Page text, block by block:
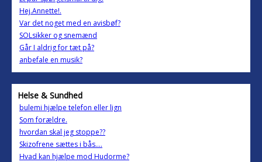
Hej.Annette!.
Var det noget med en avisbøf?
SOLsikker og snemænd
Går I aldrig for tæt på?
anbefale en musik?
Helse & Sundhed
bulemi hjælpe telefon eller lign
Som forældre.
hvordan skal jeg stoppe??
Skizofrene sættes i bås....
Hvad kan hjælpe mod Hudorme?